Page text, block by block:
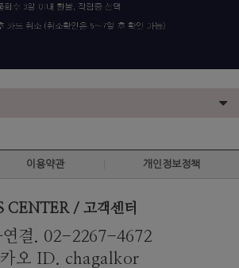
이용약관 개인정보정책
CENTER / 고객센터
연결. 02-2267-4672
오 ID. chagalkor